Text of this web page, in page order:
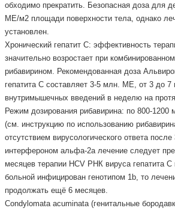
обходимо прекратить. Безопасная доза для
МЕ/м2 площади поверхности тела, однако
установлен.
Хронический гепатит С: эффективность
значительно возростает при
рибавирином. Рекомендованная доза
гепатита С составляет 3-5 млн. МЕ, от 3 до 7
внутримышечных введений в неделю на
Режим дозирования рибавирина: по 800-1200
(см. инструкцию по использованию
отсутствием вирусологического ответа
интерфероном альфа-2а лечение следует
месяцев терапии НCV РНК вируса гепатита С
больной инфицирован генотипом 1b, то
продолжать ещё 6 месяцев.
Condylomata acuminata (генитальные